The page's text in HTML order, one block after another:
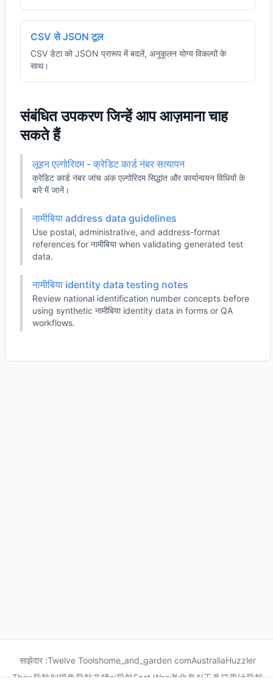
CSV से JSON टूल
CSV डेटा को JSON प्रारूप में बदलें, अनुकूलन योग्य विकल्पों के
साथ।
संबंधित उपकरण जिन्हें आप आज़माना चाह
सकते हैं
लूहन एल्गोरिदम - क्रेडिट कार्ड नंबर सत्यापन
क्रेडिट कार्ड नंबर जांच अंक एल्गोरिदम सिद्धांत और कार्यान्वयन विधियों के
बारे में जानें।
नामीबिया address data guidelines
Use postal, administrative, and address-format
references for नामीबिया when validating generated test
data.
नामीबिया identity data testing notes
Review national identification number concepts before
using synthetic नामीबिया identity data in forms or QA
workflows.
साझेदार :Twelve Toolshome_and_garden comAustraliaHuzzler
Tbox导航别摸鱼导航非猪ai导航Fast Wan老北鼻AI工具箱果汁导航